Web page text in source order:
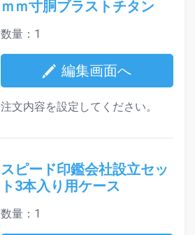
ｍｍ寸胴ブラストチタン
数量：1
編集画面へ
注文内容を設定してください。
スピード印鑑会社設立セッ
ト3本入り用ケース
数量：1